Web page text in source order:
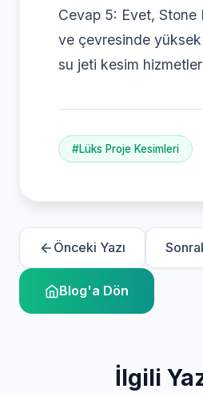
Cevap 5: Evet, Stone
ve çevresinde
su jeti kesim
#Lüks Proje Kesimleri
Önceki Yazı
Blog'a Dön
İlgili